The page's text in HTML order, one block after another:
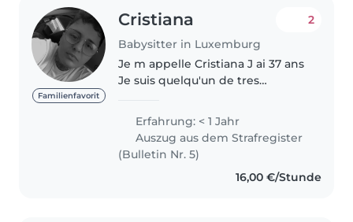
Familienfavorit
Cristiana
Babysitter in Luxemburg
2
Je m appelle Cristiana J ai 37 ans
Je suis quelqu'un de tres
enfants j aí toujours etait dans le
milieu ou y avait des enfants qu
meme des gens tres..
Erfahrung: < 1 Jahr
Auszug aus dem Strafregister
(Bulletin Nr. 5)
16,00 €/Stunde